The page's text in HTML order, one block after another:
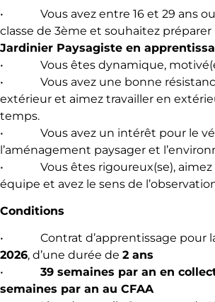
• Vous avez entre 16 et 29 ans ou
classe de 3ème et souhaitez préparer
Jardinier Paysagiste en
• Vous êtes dynamique,
• Vous avez une bonne
extérieur et aimez travailler en
temps.
• Vous avez un intérêt pour le
l’aménagement paysager et
• Vous êtes rigoureux(se), aimez
équipe et avez le sens de
Conditions
• Contrat d’apprentissage pour
2026, d’une durée de 2 ans
• 39 semaines par an en
semaines par an au CFAA